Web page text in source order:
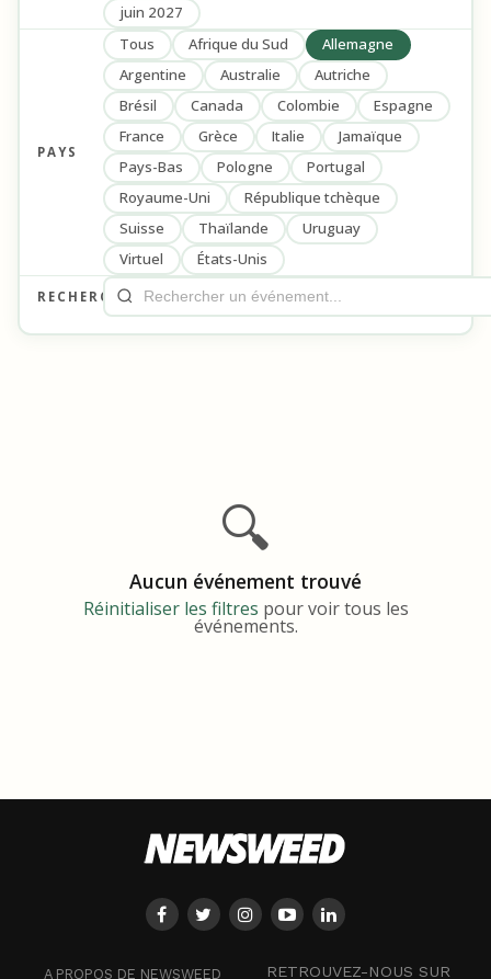
juin 2027
PAYS
Tous Afrique du Sud
Allemagne
Argentine
Australie
Autriche
Brésil
Canada Colombie
Espagne
France
Grèce Italie
Jamaïque
Pays-Bas
Pologne
Portugal
Royaume-Uni
République tchèque
Suisse
Thaïlande
Uruguay
Virtuel
États-Unis
RECHERCHE
🔍
Aucun événement trouvé
Réinitialiser les filtres pour voir tous les
événements.
A PROPOS DE NEWSWEED RETROUVEZ-NOUS SUR